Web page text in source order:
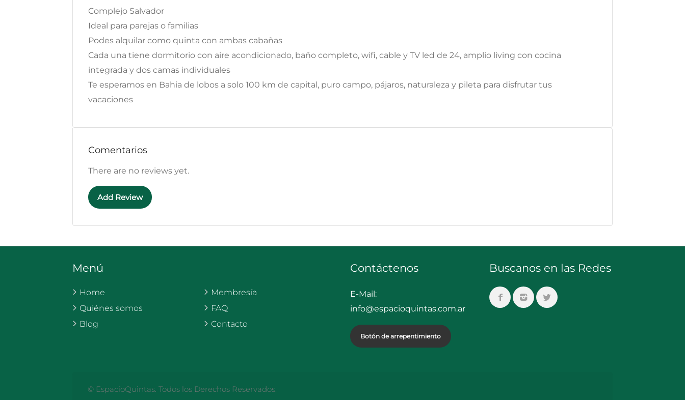
Complejo Salvador
Ideal para parejas o familias
Podes alquilar como quinta con ambas cabañas
Cada una tiene dormitorio con aire acondicionado, baño completo, wifi, cable y TV led de 24, amplio living con cocina
integrada y dos camas individuales
Te esperamos en Bahia de lobos a solo 100 km de capital, puro campo, pájaros, naturaleza y pileta para disfrutar tus
vacaciones
Comentarios
There are no reviews yet.
Add Review
Menú
Home
Quiénes somos
Blog
Membresía
FAQ
Contacto
Contáctenos
E-Mail:
info@espacioquintas.com.ar
Botón de arrepentimiento
Buscanos en las Redes
© EspacioQuintas. Todos los Derechos Reservados.